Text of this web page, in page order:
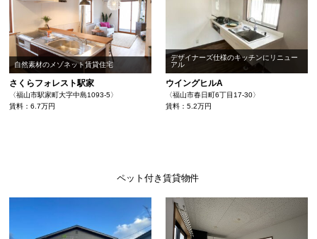
自然素材のメゾネット賃貸住宅
さくらフォレスト駅家
〈福山市駅家町大字中島1093-5〉
賃料：6.7万円
デザイナーズ仕様のキッチンにリニュー
アル
ウイングヒルA
〈福山市春日町6丁目17-30〉
賃料：5.2万円
ペット付き賃貸物件